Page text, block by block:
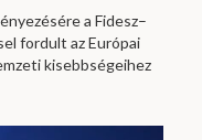
a Fidesz–
fordult az Európai
kisebbségeihez